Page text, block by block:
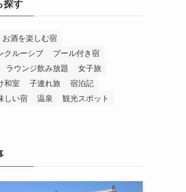
探す
お酒を楽しむ宿
クルーシブ
プール付き宿
ラウンジ飲み放題
女子旅
和室
子連れ旅
宿泊記
しい宿
温泉
観光スポット